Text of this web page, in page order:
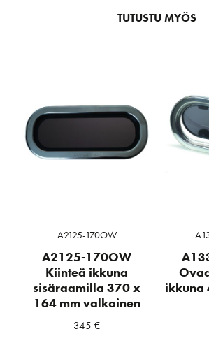
TUTUSTU MYÖS
A2125-170OW
A2125-170OW
Kiinteä ikkuna
sisäraamilla 370 x
164 mm valkoinen
345 €
ikkuna